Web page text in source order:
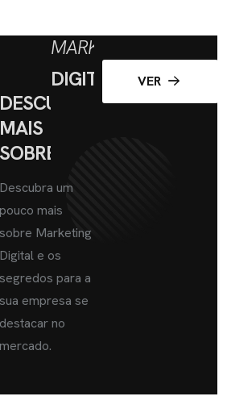
DESCUBRA
MAIS
SOBRE
MARKETING
DIGITAL
Descubra um
pouco mais
sobre Marketing
Digital e os
segredos para a
sua empresa se
destacar no
mercado.
VER